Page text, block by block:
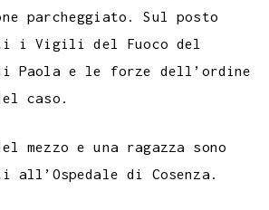
parcheggiato. Sul posto
i Vigili del Fuoco del
Paola e le forze dell’ordine
caso.
mezzo e una ragazza sono
di Cosenza.